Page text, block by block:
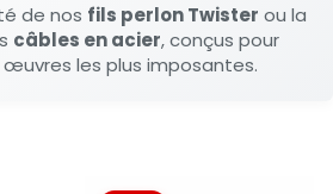
de nos fils perlon Twister ou la
câbles en acier, conçus pour
les plus imposantes.